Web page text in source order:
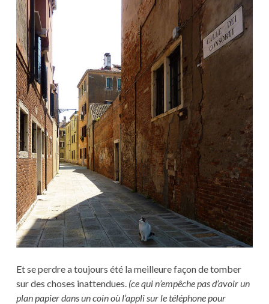
Et se perdre a toujours été la meilleure façon de tomber
sur des choses inattendues. (ce qui n’empêche pas d’avoir un
plan papier dans un coin où l’appli sur le téléphone pour